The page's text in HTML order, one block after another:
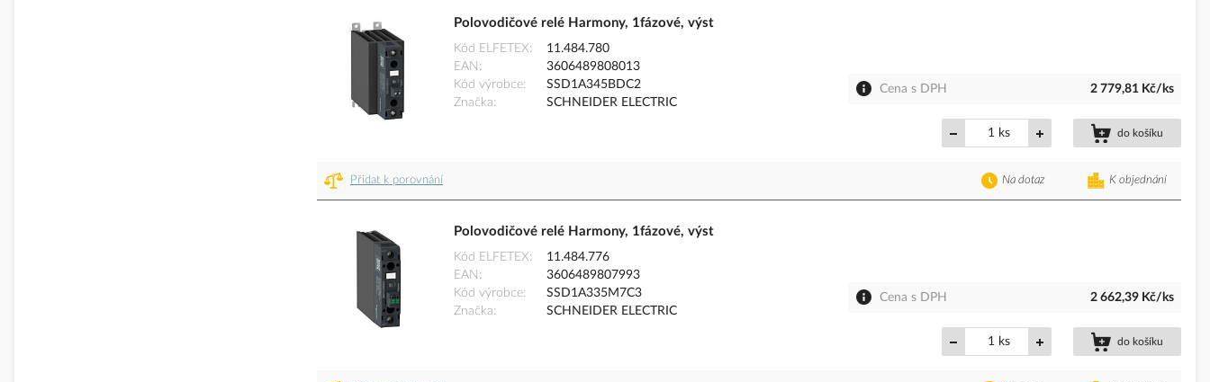
Polovodičové relé Harmony, 1fázové, výst
Kód ELFETEX
11.484.780
EAN
3606489808013
Kód výrobce
SSD1A345BDC2
Značka
SCHNEIDER ELECTRIC
Cena s DPH 2 779,81 Kč/ks
ks do košíku
Přidat k porovnání K objednání
Na dotaz
Polovodičové relé Harmony, 1fázové, výst
Kód ELFETEX
11.484.776
EAN
3606489807993
Kód výrobce
SSD1A335M7C3
Značka
SCHNEIDER ELECTRIC
Cena s DPH 2 662,39 Kč/ks
ks do košíku